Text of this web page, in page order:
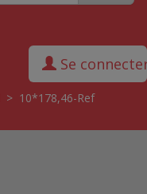
Se
> 10*178,46-Ref